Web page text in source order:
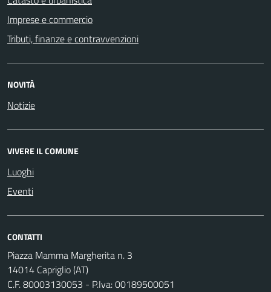
Imprese e commercio
Tributi, finanze e contravvenzioni
NOVITÀ
Notizie
VIVERE IL COMUNE
Luoghi
Eventi
CONTATTI
Piazza Mamma Margherita n. 3
14014 Capriglio (AT)
C.F. 80003130053 - P.Iva: 00189500051